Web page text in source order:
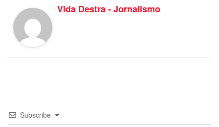
Vida Destra - Jornalismo
Subscribe